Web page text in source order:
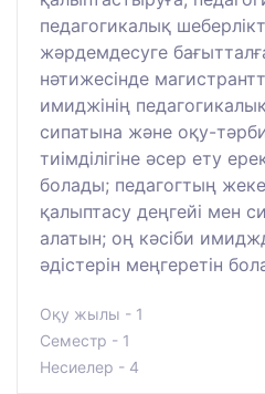
педагогикалық
жәрдемдесуге
нәтижесінде
имиджінің
сипатына және оқу-
тиімділігіне әсер ету
болады; педагогтың
қалыптасу деңгейі мен
алатын; оң кәсіби
әдістерін меңгеретін
Оқу жылы - 1
Семестр - 1
Несиелер - 4